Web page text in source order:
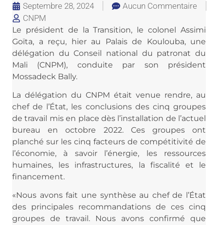
Septembre 28, 2024
Aucun Commentaire
CNPM
Le président de la Transition, le colonel Assimi
Goïta, a reçu, hier au Palais de Koulouba, une
délégation du Conseil national du patronat du
Mali (CNPM), conduite par son président
Mossadeck Bally.
La délégation du CNPM était venue rendre, au
chef de l’État, les conclusions des cinq groupes
de travail mis en place dès l’installation de l’actuel
bureau en octobre 2022. Ces groupes ont
planché sur les cinq facteurs de compétitivité de
l’économie, à savoir l’énergie, les ressources
humaines, les infrastructures, la fiscalité et le
financement.
«Nous avons fait une synthèse au chef de l’État
des principales recommandations de ces cinq
groupes de travail. Nous avons confirmé que